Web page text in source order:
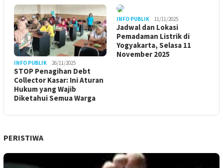
INFO PUBLIK 26/11/2025
STOP Penagihan Debt
Collector Kasar: Ini Aturan
Hukum yang Wajib
Diketahui Semua Warga
INFO PUBLIK 11/11/2025
Jadwal dan Lokasi
Pemadaman Listrik di
Yogyakarta, Selasa 11
November 2025
PERISTIWA